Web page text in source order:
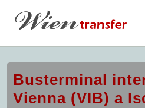
Busterminal
Vienna (VIB) a